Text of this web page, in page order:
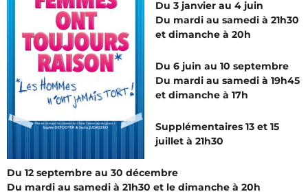
Du 3 janvier au 4 juin
Du mardi au samedi à 21h30
et dimanche à 20h
Du 6 juin au 10 septembre
Du mardi au samedi à 19h45
et dimanche à 17h
Supplémentaires 13 et 15
juillet à 21h30
Du 12 septembre au 30 décembre
Du mardi au samedi à 21h30 et le dimanche à 20h